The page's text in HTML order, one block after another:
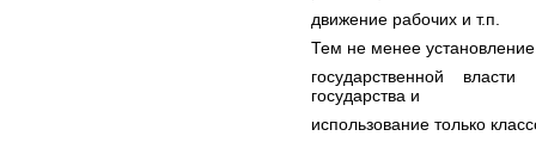
движение рабочих и т.п.
Тем не менее установление
государственной
государства и
использование только